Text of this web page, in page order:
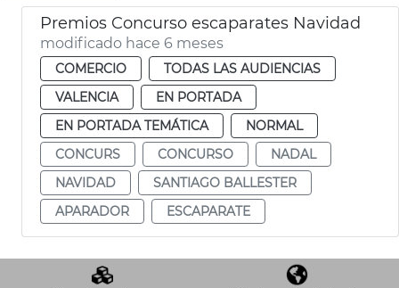
Premios Concurso escaparates Navidad
modificado hace 6 meses
COMERCIO
TODAS LAS AUDIENCIAS
VALENCIA
EN PORTADA
EN PORTADA TEMÁTICA
NORMAL
CONCURS
CONCURSO
NADAL
NAVIDAD
SANTIAGO BALLESTER
APARADOR
ESCAPARATE